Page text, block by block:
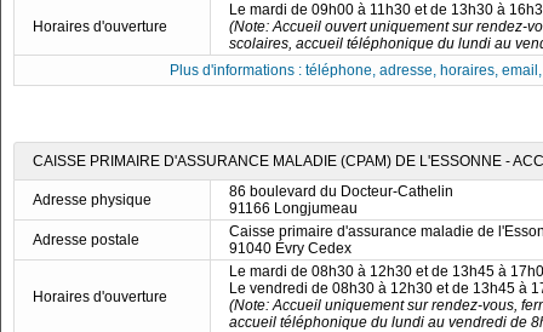
Horaires d'ouverture
Le mardi de 09h00 à 11h30 et de 13h30 à
(Note: Accueil ouvert uniquement sur rendez-
scolaires, accueil téléphonique du lundi au
Plus d'informations : téléphone, adresse, horaires,
CAISSE PRIMAIRE D'ASSURANCE MALADIE (CPAM) DE L'ESSONNE -
Adresse physique
86 boulevard du Docteur-Cathelin
91166 Longjumeau
Adresse postale
Caisse primaire d'assurance maladie de
91040 Évry Cedex
Horaires d'ouverture
Le mardi de 08h30 à 12h30 et de 13h45 à
Le vendredi de 08h30 à 12h30 et de 13h45 à
(Note: Accueil uniquement sur rendez-vous,
accueil téléphonique du lundi au vendredi de